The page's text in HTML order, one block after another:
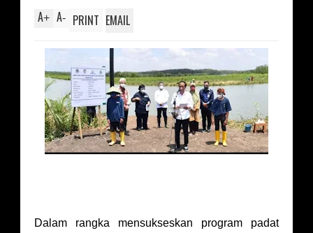
A+ A- PRINT EMAIL
Dalam rangka mensukseskan program padat